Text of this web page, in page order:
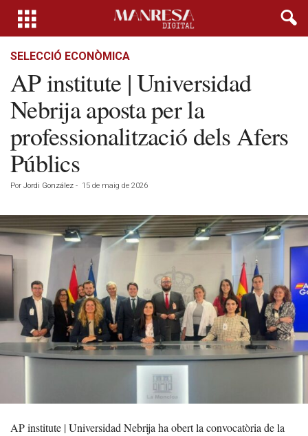
SELECCIÓ ECONÒMICA
AP institute | Universidad
Nebrija aposta per la
professionalització dels Afers
Públics
Por Jordi González - 15 de maig de 2026
AP institute | Universidad Nebrija ha obert la convocatòria de la